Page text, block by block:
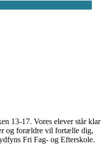
13-17. Vores elever står klar
og forældre vil fortælle dig,
Fri Fag- og Efterskole.